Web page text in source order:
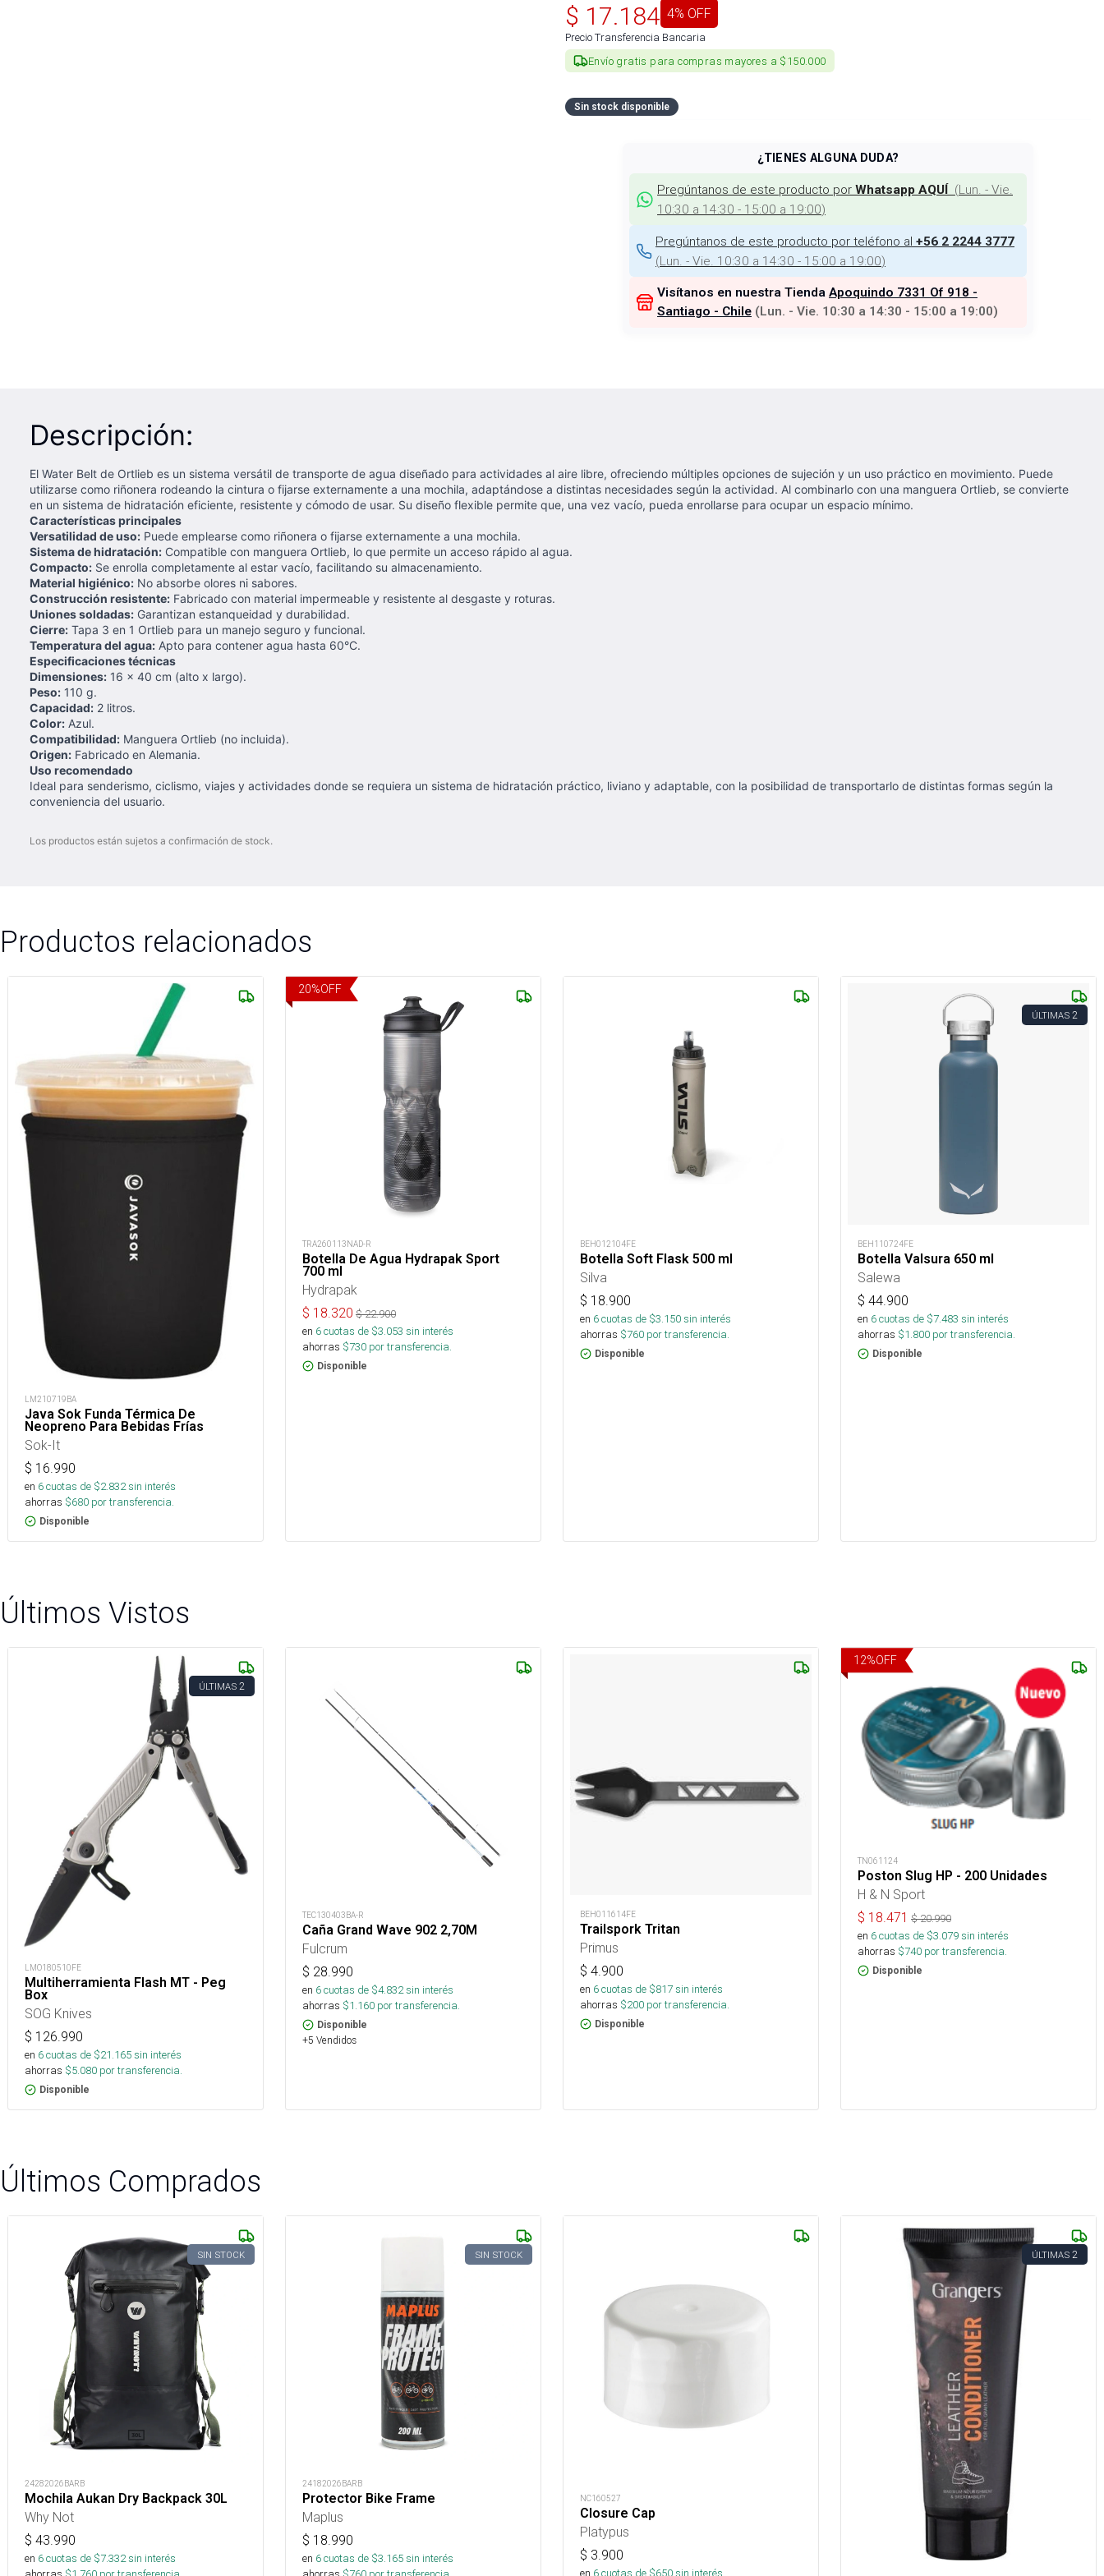
$ 17.184 4% OFF
Precio Transferencia Bancaria
Envío gratis para compras mayores a $150.000
Sin stock disponible
¿TIENES ALGUNA DUDA?
Pregúntanos de este producto por Whatsapp AQUÍ (Lun. - Vie.
10:30 a 14:30 - 15:00 a 19:00)
Pregúntanos de este producto por teléfono al +56 2 2244 3777
(Lun. - Vie. 10:30 a 14:30 - 15:00 a 19:00)
Visítanos en nuestra Tienda Apoquindo 7331 Of 918 -
Santiago - Chile (Lun. - Vie. 10:30 a 14:30 - 15:00 a 19:00)
Descripción:
El Water Belt de Ortlieb es un sistema versátil de transporte de agua diseñado para actividades al aire libre, ofreciendo múltiples opciones de sujeción y un uso práctico en movimiento. Puede
utilizarse como riñonera rodeando la cintura o fijarse externamente a una mochila, adaptándose a distintas necesidades según la actividad. Al combinarlo con una manguera Ortlieb, se convierte
en un sistema de hidratación eficiente, resistente y cómodo de usar. Su diseño flexible permite que, una vez vacío, pueda enrollarse para ocupar un espacio mínimo.
Características principales
Versatilidad de uso: Puede emplearse como riñonera o fijarse externamente a una mochila.
Sistema de hidratación: Compatible con manguera Ortlieb, lo que permite un acceso rápido al agua.
Compacto: Se enrolla completamente al estar vacío, facilitando su almacenamiento.
Material higiénico: No absorbe olores ni sabores.
Construcción resistente: Fabricado con material impermeable y resistente al desgaste y roturas.
Uniones soldadas: Garantizan estanqueidad y durabilidad.
Cierre: Tapa 3 en 1 Ortlieb para un manejo seguro y funcional.
Temperatura del agua: Apto para contener agua hasta 60°C.
Especificaciones técnicas
Dimensiones: 16 x 40 cm (alto x largo).
Peso: 110 g.
Capacidad: 2 litros.
Color: Azul.
Compatibilidad: Manguera Ortlieb (no incluida).
Origen: Fabricado en Alemania.
Uso recomendado
Ideal para senderismo, ciclismo, viajes y actividades donde se requiera un sistema de hidratación práctico, liviano y adaptable, con la posibilidad de transportarlo de distintas formas según la
conveniencia del usuario.
Los productos están sujetos a confirmación de stock.
Productos relacionados
LM210719BA
Java Sok Funda Térmica De
Neopreno Para Bebidas Frías
Sok-It
$ 16.990
en 6cuotas de $2.832sin interés
ahorras $680 por transferencia.
Disponible
20%OFF
TRA260113NAD-R
Botella De Agua Hydrapak Sport
700 ml
Hydrapak
$ 18.320 $22.900
en 6cuotas de $3.053 sin interés
ahorras $730 por transferencia.
Disponible
BEH012104FE
Botella Soft Flask 500 ml
Silva
$ 18.900
en 6cuotas de $3.150sin interés
ahorras $760 por transferencia.
Disponible
ÚLTIMAS 2
BEH110724FE
Botella Valsura 650 ml
Salewa
$ 44.900
en 6cuotas de $7.483 sin interés
ahorras $1.800 por transferencia.
Disponible
Últimos Vistos
ÚLTIMAS 2
LMO180510FE
Multiherramienta Flash MT - Peg
Box
SOG Knives
$ 126.990
en 6cuotas de $21.165sin interés
ahorras $5.080 por transferencia.
Disponible
TEC130403BA-R
Caña Grand Wave 902 2,70M
Fulcrum
$ 28.990
en 6cuotas de $4.832sin interés
ahorras $1.160 por transferencia.
Disponible
+5 Vendidos
BEH011614FE
Trailspork Tritan
Primus
$ 4.900
en 6cuotas de $817sin interés
ahorras $200 por transferencia.
Disponible
12%OFF
TN061124
Poston Slug HP - 200 Unidades
H & N Sport
$ 18.471 $20.990
en 6cuotas de $3.079sin interés
ahorras $740 por transferencia.
Disponible
Últimos Comprados
SIN STOCK
24282026BARB
Mochila Aukan Dry Backpack 30L
Why Not
$ 43.990
en 6cuotas de $7.332sin interés
SIN STOCK
24182026BARB
Protector Bike Frame
Maplus
$ 18.990
en 6cuotas de $3.165sin interés
NC160527
Closure Cap
Platypus
$ 3.900
ÚLTIMAS 2